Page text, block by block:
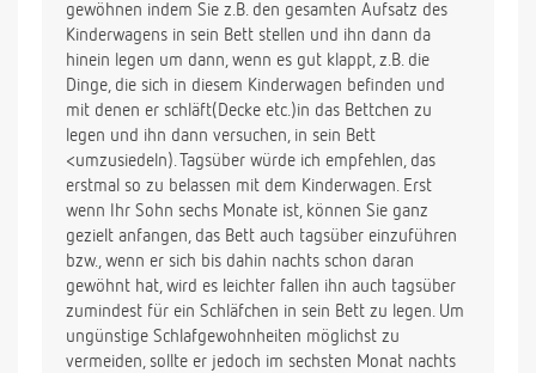
gewöhnen indem Sie z.B. den gesamten Aufsatz des
Kinderwagens in sein Bett stellen und ihn dann da
hinein legen um dann, wenn es gut klappt, z.B. die
Dinge, die sich in diesem Kinderwagen befinden und
mit denen er schläft(Decke etc.)in das Bettchen zu
legen und ihn dann versuchen, in sein Bett
<umzusiedeln). Tagsüber würde ich empfehlen, das
erstmal so zu belassen mit dem Kinderwagen. Erst
wenn Ihr Sohn sechs Monate ist, können Sie ganz
gezielt anfangen, das Bett auch tagsüber einzuführen
bzw., wenn er sich bis dahin nachts schon daran
gewöhnt hat, wird es leichter fallen ihn auch tagsüber
zumindest für ein Schläfchen in sein Bett zu legen. Um
ungünstige Schlafgewohnheiten möglichst zu
vermeiden, sollte er jedoch im sechsten Monat nachts